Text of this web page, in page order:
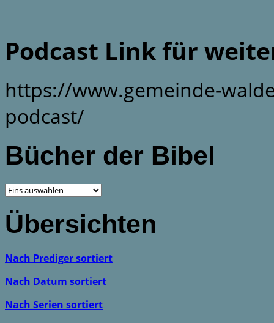
Podcast Link für
https://www.gemeinde-
podcast/
Bücher der Bibel
Übersichten
Nach Prediger sortiert
Nach Datum sortiert
Nach Serien sortiert